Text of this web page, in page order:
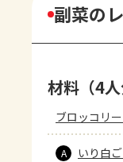
副菜の
材料（4人
ブロッコリ
A いり白